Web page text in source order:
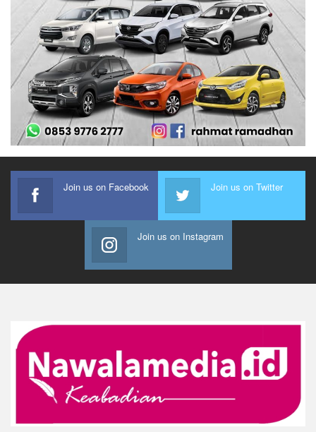
Join us on Facebook Join us on Twitter
Join us on Instagram